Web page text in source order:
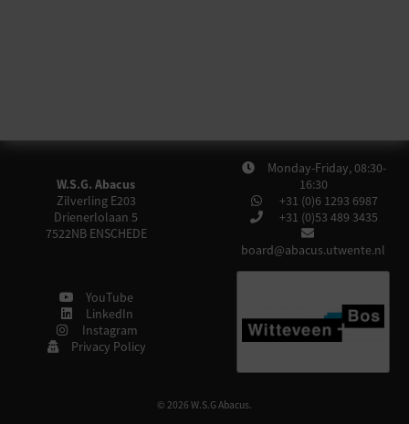
W.S.G. Abacus
Zilverling E203
Drienerlolaan 5
7522NB ENSCHEDE
Monday-Friday, 08:30-
16:30
+31 (0)6 1293 6987
+31 (0)53 489 3435
board@abacus.utwente.nl
YouTube
LinkedIn
Instagram
Privacy Policy
© 2026 W.S.G Abacus.